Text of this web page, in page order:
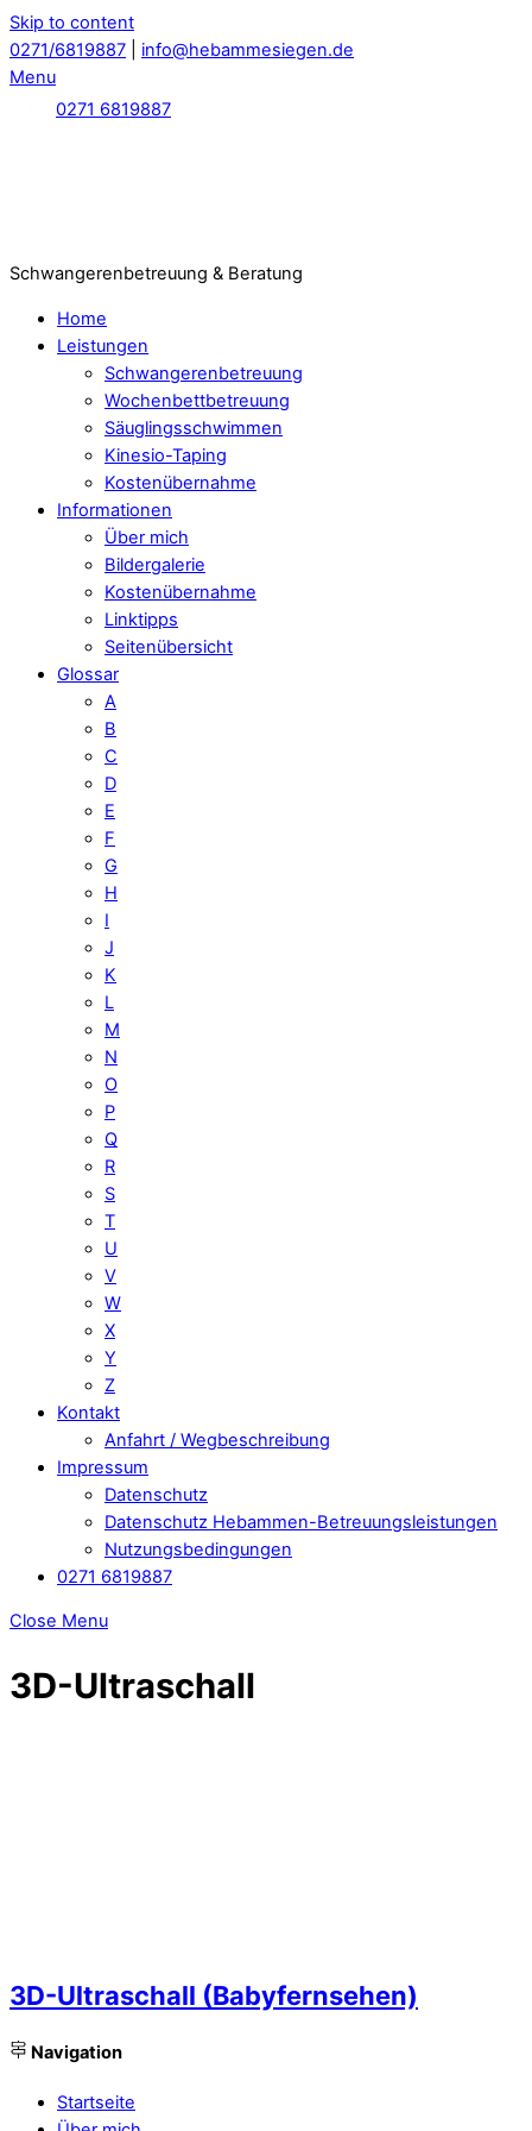
Skip to content
0271/6819887
info@hebammesiegen.de
Menu
0271 6819887
Schwangerenbetreuung & Beratung
Home
Leistungen
Schwangerenbetreuung
Wochenbettbetreuung
Säuglingsschwimmen
Kinesio-Taping
Kostenübernahme
Informationen
Über mich
Bildergalerie
Kostenübernahme
Linktipps
Seitenübersicht
Glossar
A
B
C
D
E
F
G
H
I
J
K
L
M
N
O
P
Q
R
S
T
U
V
W
X
Y
Z
Kontakt
Anfahrt / Wegbeschreibung
Impressum
Datenschutz
Datenschutz Hebammen-Betreuungsleistungen
Nutzungsbedingungen
0271 6819887
Close Menu
3D-Ultraschall
3D-Ultraschall (Babyfernsehen)
Navigation
Startseite